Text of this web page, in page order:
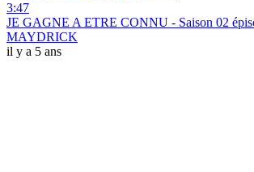
3:47
JE GAGNE A ETRE CONNU - Saison 02
MAYDRICK
il y a 5 ans